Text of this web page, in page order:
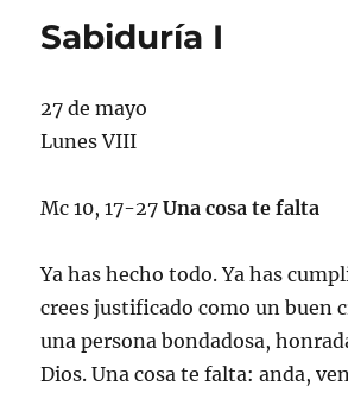
Sabiduría I
27 de mayo
Lunes VIII
Mc 10, 17-27Una cosa te falta
Ya has hecho todo. Ya has
crees justificado como un buen
una persona bondadosa,
Dios. Una cosa te falta: anda,